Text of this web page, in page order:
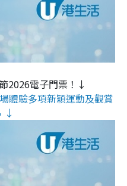
2026電子門票！↓
體驗多項新穎運動及觀賞
↓